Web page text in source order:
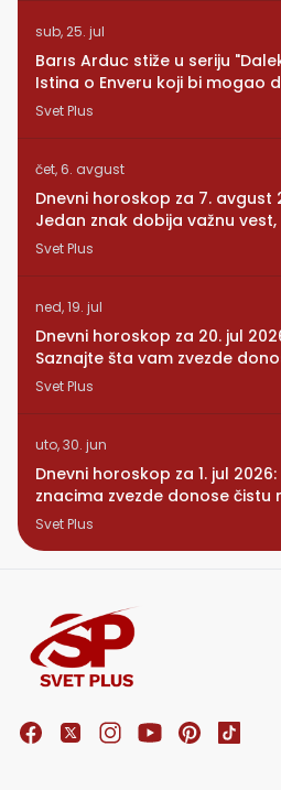
sub, 25. jul
Barıs Arduc stiže u seriju
Istina o Enveru koji bi mogao
promeni sve
Svet Plus
čet, 6. avgust
Dnevni horoskop za 7. avgust
Jedan znak dobija važnu vest,
se vraća osoba iz prošlosti
Svet Plus
ned, 19. jul
Dnevni horoskop za 20. jul
Saznajte šta vam zvezde
ponedeljka
Svet Plus
uto, 30. jun
Dnevni horoskop za 1. jul
znacima zvezde donose čistu
Svet Plus